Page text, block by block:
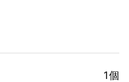
1個